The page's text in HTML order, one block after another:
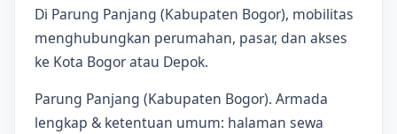
Di Parung Panjang (Kabupaten Bogor), mobilitas
menghubungkan perumahan, pasar, dan akses
ke Kota Bogor atau Depok.
Parung Panjang (Kabupaten Bogor). Armada
lengkap & ketentuan umum: halaman sewa